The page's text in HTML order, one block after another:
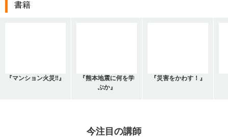
書籍
『マンション火災‼』
『熊本地震に何を学
ぶか』
『災害をかわす！』
今注目の講師